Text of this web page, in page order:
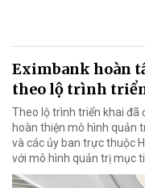
Eximbank hoàn
theo lộ trình
Theo lộ trình triển khai đã
hoàn thiện mô hình quản
và các ủy ban trực thuộc
với mô hình quản trị mục